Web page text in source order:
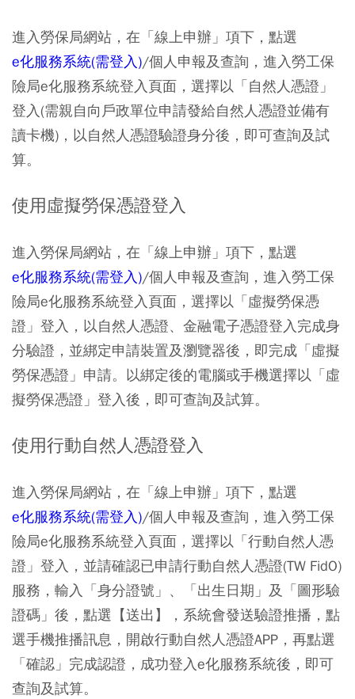
進入勞保局網站，在「線上申辦」項下，點選
e化服務系統(需登入)/個人申報及查詢，進入勞工保
險局e化服務系統登入頁面，選擇以「自然人憑證」
登入(需親自向戶政單位申請發給自然人憑證並備有
讀卡機)，以自然人憑證驗證身分後，即可查詢及試
算。
使用虛擬勞保憑證登入
進入勞保局網站，在「線上申辦」項下，點選
e化服務系統(需登入)/個人申報及查詢，進入勞工保
險局e化服務系統登入頁面，選擇以「虛擬勞保憑
證」登入，以自然人憑證、金融電子憑證登入完成身
分驗證，並綁定申請裝置及瀏覽器後，即完成「虛擬
勞保憑證」申請。以綁定後的電腦或手機選擇以「虛
擬勞保憑證」登入後，即可查詢及試算。
使用行動自然人憑證登入
進入勞保局網站，在「線上申辦」項下，點選
e化服務系統(需登入)/個人申報及查詢，進入勞工保
險局e化服務系統登入頁面，選擇以「行動自然人憑
證」登入，並請確認已申請行動自然人憑證(TW FidO)
服務，輸入「身分證號」、「出生日期」及「圖形驗
證碼」後，點選【送出】，系統會發送驗證推播，點
選手機推播訊息，開啟行動自然人憑證APP，再點選
「確認」完成認證，成功登入e化服務系統後，即可
查詢及試算。